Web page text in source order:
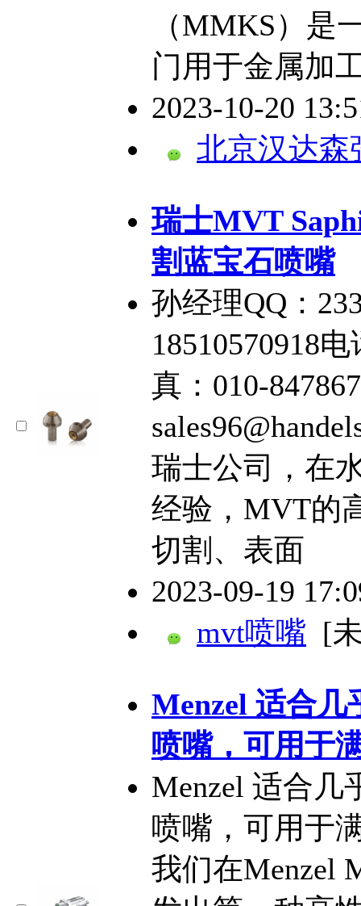
（MMKS）是
门用于金属加
2023-10-20
北京汉达森
瑞士MVT
割蓝宝石喷嘴
孙经理QQ：
18510570918
真：010-
瑞士公司，在
经验，MVT的
切割、表面
2023-09-19
mvt喷嘴 [
Menzel 适合几
喷嘴，可用于
Menzel 适合几
喷嘴，可用于
我们在Menzel